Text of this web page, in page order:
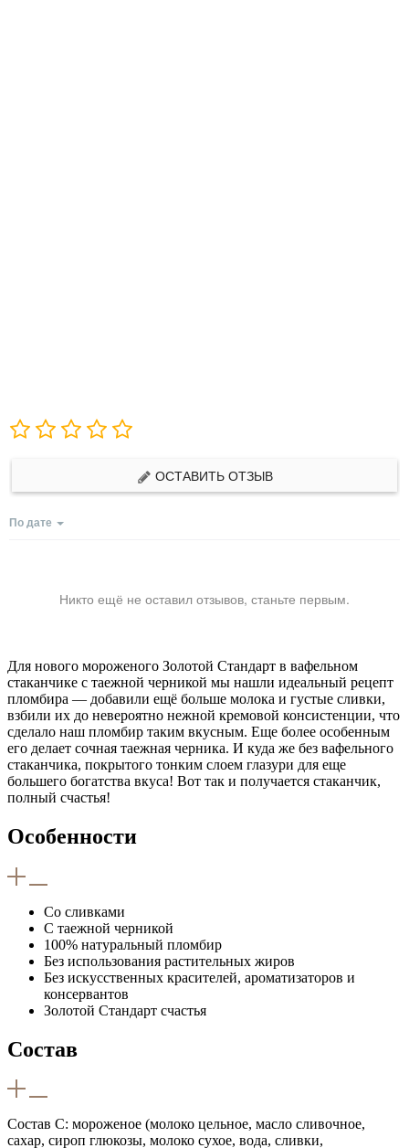
ОСТАВИТЬ ОТЗЫВ
По дате
Никто ещё не оставил отзывов, станьте первым.
Для нового мороженого Золотой Стандарт в вафельном
стаканчике с таежной черникой мы нашли идеальный рецепт
пломбира — добавили ещё больше молока и густые сливки,
взбили их до невероятно нежной кремовой консистенции, что
сделало наш пломбир таким вкусным. Еще более особенным
его делает сочная таежная черника. И куда же без вафельного
стаканчика, покрытого тонким слоем глазури для еще
большего богатства вкуса! Вот так и получается стаканчик,
полный счастья!
Особенности
Со сливками
С таежной черникой
100% натуральный пломбир
Без использования растительных жиров
Без искусственных красителей, ароматизаторов и
консервантов
Золотой Стандарт счастья
Состав
Состав С: мороженое (молоко цельное, масло сливочное,
сахар, сироп глюкозы, молоко сухое, вода, сливки,